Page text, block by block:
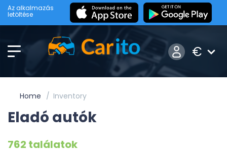
Az alkalmazás
letöltése
€
Home Inventory
Eladó autók
762 találatok